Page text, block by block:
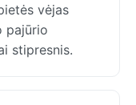
vėjas
pajūrio
stipresnis.